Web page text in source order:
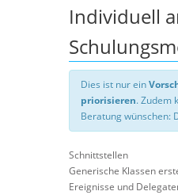
Individuell
Dies ist nur ein
priorisieren. Zudem
Beratung wünschen:
Schnittstellen
Generische Klassen
Ereignisse und